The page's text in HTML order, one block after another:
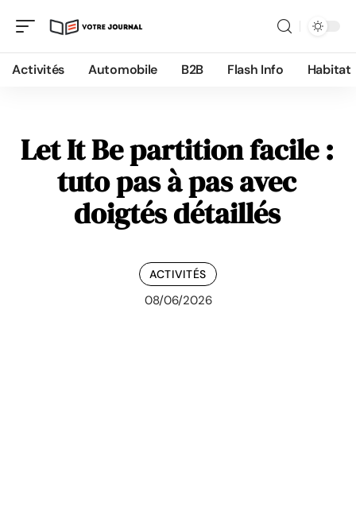
Activités Automobile B2B Flash Info Habitat
Let It Be partition facile :
tuto pas à pas avec
doigtés détaillés
ACTIVITÉS
08/06/2026